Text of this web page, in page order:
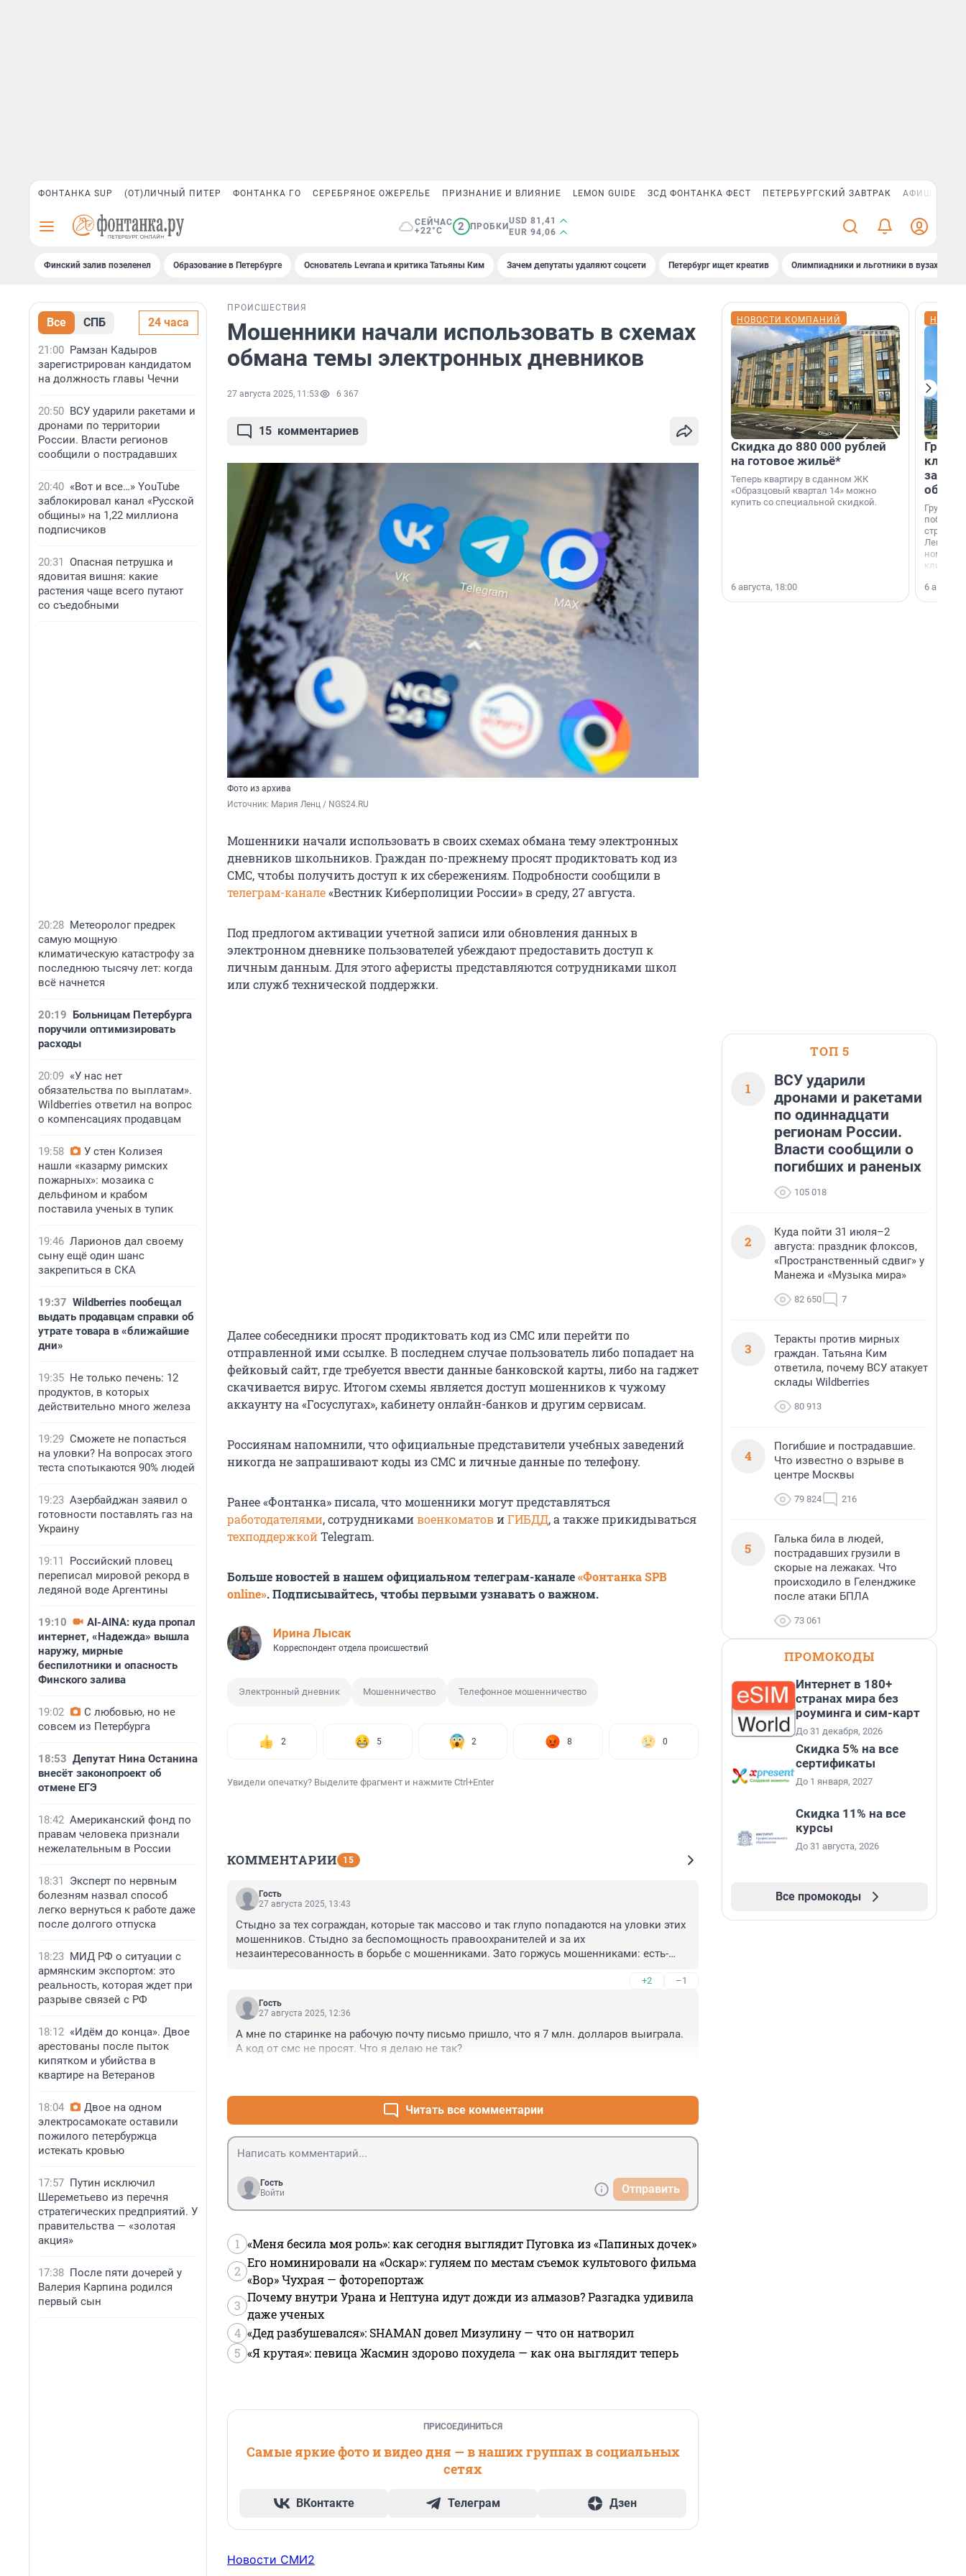
ФОНТАНКА SUP (ОТ)ЛИЧНЫЙ ПИТЕР ФОНТАНКА ГО СЕРЕБРЯНОЕ ОЖЕРЕЛЬЕ ПРИЗНАНИЕ И ВЛИЯНИЕ LEMON GUIDE ЗСД ФОНТАНКА ФЕСТ ПЕТЕРБУРГСКИЙ ЗАВТРАК АФИША PLUS
СЕЙЧАС
+22°C
2 ПРОБКИ
USD 81,41
EUR 94,06
Финский залив позеленел Образование в Петербурге Основатель Levrana и критика Татьяны Ким Зачем депутаты удаляют соцсети Петербург ищет креатив Олимпиадники и льготники в вузах СПб
Все СПБ 24 часа
21:00 Рамзан Кадыров
зарегистрирован кандидатом
на должность главы Чечни
20:50 ВСУ ударили ракетами и
дронами по территории
России. Власти регионов
сообщили о пострадавших
20:40 «Вот и все…» YouTube
заблокировал канал «Русской
общины» на 1,22 миллиона
подписчиков
20:31 Опасная петрушка и
ядовитая вишня: какие
растения чаще всего путают
со съедобными
20:28 Метеоролог предрек
самую мощную
климатическую катастрофу за
последнюю тысячу лет: когда
всё начнется
20:19 Больницам Петербурга
поручили оптимизировать
расходы
20:09 «У нас нет
обязательства по выплатам».
Wildberries ответил на вопрос
о компенсациях продавцам
19:58
У стен Колизея
нашли «казарму римских
пожарных»: мозаика с
дельфином и крабом
поставила ученых в тупик
19:46 Ларионов дал своему
сыну ещё один шанс
закрепиться в СКА
19:37 Wildberries пообещал
выдать продавцам справки об
утрате товара в «ближайшие
дни»
19:35 Не только печень: 12
продуктов, в которых
действительно много железа
19:29 Сможете не попасться
на уловки? На вопросах этого
теста спотыкаются 90% людей
19:23 Азербайджан заявил о
готовности поставлять газ на
Украину
19:11
Российский пловец
переписал мировой рекорд в
ледяной воде Аргентины
19:10
AI-AINA: куда пропал
интернет, «Надежда» вышла
наружу, мирные
беспилотники и опасность
Финского залива
19:02
С любовью, но не
совсем из Петербурга
18:53 Депутат Нина Останина
внесёт законопроект об
отмене ЕГЭ
18:42 Американский фонд по
правам человека признали
нежелательным в России
18:31
Эксперт по нервным
болезням назвал способ
легко вернуться к работе даже
после долгого отпуска
18:23 МИД РФ о ситуации с
армянским экспортом: это
реальность, которая ждет при
разрыве связей с РФ
18:12 «Идём до конца». Двое
арестованы после пыток
кипятком и убийства в
квартире на Ветеранов
18:04
Двое на одном
электросамокате оставили
пожилого петербуржца
истекать кровью
17:57 Путин исключил
Шереметьево из перечня
стратегических предприятий. У
правительства — «золотая
акция»
17:38 После пяти дочерей у
Валерия Карпина родился
первый сын
ПРОИСШЕСТВИЯ
Мошенники начали использовать в схемах
обмана темы электронных дневников
27 августа 2025, 11:53 6 367
15 комментариев
Фото из архива
Источник: Мария Ленц / NGS24.RU
Мошенники начали использовать в своих схемах обмана тему электронных
дневников школьников. Граждан по-прежнему просят продиктовать код из
СМС, чтобы получить доступ к их сбережениям. Подробности сообщили в
телеграм-канале«Вестник Киберполиции России» в среду, 27 августа.
Под предлогом активации учетной записи или обновления данных в
электронном дневнике пользователей убеждают предоставить доступ к
личным данным. Для этого аферисты представляются сотрудниками школ
или служб технической поддержки.
Далее собеседники просят продиктовать код из СМС или перейти по
отправленной ими ссылке. В последнем случае пользователь либо попадает на
фейковый сайт, где требуется ввести данные банковской карты, либо на гаджет
скачивается вирус. Итогом схемы является доступ мошенников к чужому
аккаунту на «Госуслугах», кабинету онлайн-банков и другим сервисам.
Россиянам напомнили, что официальные представители учебных заведений
никогда не запрашивают коды из СМС и личные данные по телефону.
Ранее «Фонтанка» писала, что мошенники могут представляться
работодателями, сотрудникамивоенкоматовиГИБДД, а также прикидываться
техподдержкойTelegram.
Больше новостей в нашем официальном телеграм-канале«Фонтанка SPB
online». Подписывайтесь, чтобы первыми узнавать о важном.
Ирина Лысак
Корреспондент отдела происшествий
Электронный дневник Мошенничество Телефонное мошенничество
2 5 2 8 0
Увидели опечатку? Выделите фрагмент и нажмите Ctrl+Enter
КОММЕНТАРИИ 15
Гость
27 августа 2025, 13:43
Стыдно за тех сограждан, которые так массово и так глупо попадаются на уловки этих
мошенников. Стыдно за беспомощность правоохранителей и за их
незаинтересованность в борьбе с мошенниками. Зато горжусь мошенниками: есть-
+2 –1
Гость
27 августа 2025, 12:36
А мне по старинке на рабочую почту письмо пришло, что я 7 млн. долларов выиграла.
А код от смс не просят. Что я делаю не так?
Читать все комментарии
Гость
Войти
Отправить
1 «Меня бесила моя роль»: как сегодня выглядит Пуговка из «Папиных дочек»
2
Его номинировали на «Оскар»: гуляем по местам съемок культового фильма
«Вор» Чухрая — фоторепортаж
3
Почему внутри Урана и Нептуна идут дожди из алмазов? Разгадка удивила
даже ученых
4 «Дед разбушевался»: SHAMAN довел Мизулину — что он натворил
5 «Я крутая»: певица Жасмин здорово похудела — как она выглядит теперь
ПРИСОЕДИНИТЬСЯ
Самые яркие фото и видео дня — в наших группах в социальных
сетях
ВКонтакте Телеграм Дзен
Новости СМИ2
НОВОСТИ КОМПАНИЙ
Скидка до 880 000 рублей
на готовое жильё*
Теперь квартиру в сданном ЖК
«Образцовый квартал 14» можно
купить со специальной скидкой.
6 августа, 18:00
Группа
области».
6
ТОП 5
1
ВСУ ударили
дронами и ракетами
по одиннадцати
регионам России.
Власти сообщили о
погибших и раненых
105 018
2
Куда пойти 31 июля–2
августа: праздник флоксов,
«Пространственный сдвиг» у
Манежа и «Музыка мира»
82 650 7
3
Теракты против мирных
граждан. Татьяна Ким
ответила, почему ВСУ атакует
склады Wildberries
80 913
4
Погибшие и пострадавшие.
Что известно о взрыве в
центре Москвы
79 824 216
5
Галька била в людей,
пострадавших грузили в
скорые на лежаках. Что
происходило в Геленджике
после атаки БПЛА
73 061
ПРОМОКОДЫ
Интернет в 180+
странах мира без
роуминга и сим-карт
До 31 декабря, 2026
Скидка 5% на все
сертификаты
До 1 января, 2027
Скидка 11% на все
курсы
До 31 августа, 2026
Все промокоды